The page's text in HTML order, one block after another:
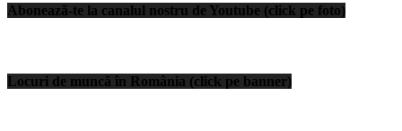
Abonează-te la canalul nostru de Youtube (click pe foto)
Locuri de muncă în România (click pe banner)